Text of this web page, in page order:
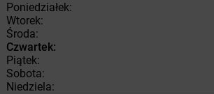
Poniedziałek:
Wtorek:
Środa:
Czwartek:
Piątek:
Sobota:
Niedziela: